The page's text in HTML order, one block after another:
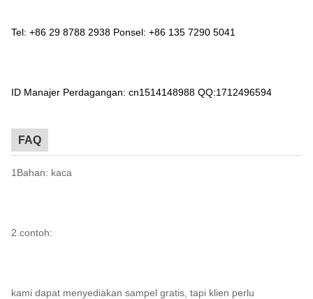
Tel: +86 29 8788 2938 Ponsel: +86 135 7290 5041
ID Manajer Perdagangan: cn1514148988 QQ:1712496594
FAQ
1Bahan: kaca
2.contoh:
kami dapat menyediakan sampel gratis, tapi klien perlu